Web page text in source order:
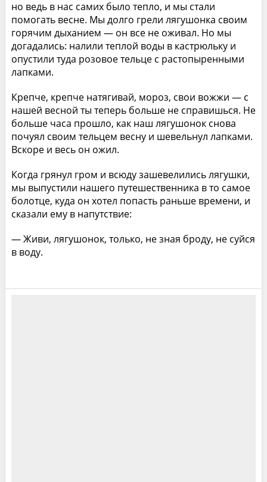
но ведь в нас самих было тепло, и мы стали
помогать весне. Мы долго грели лягушонка своим
горячим дыханием — он все не оживал. Но мы
догадались: налили теплой воды в кастрюльку и
опустили туда розовое тельце с растопыренными
лапками.
Крепче, крепче натягивай, мороз, свои вожжи — с
нашей весной ты теперь больше не справишься. Не
больше часа прошло, как наш лягушонок снова
почуял своим тельцем весну и шевельнул лапками.
Вскоре и весь он ожил.
Когда грянул гром и всюду зашевелились лягушки,
мы выпустили нашего путешественника в то самое
болотце, куда он хотел попасть раньше времени, и
сказали ему в напутствие:
— Живи, лягушонок, только, не зная броду, не суйся
в воду.